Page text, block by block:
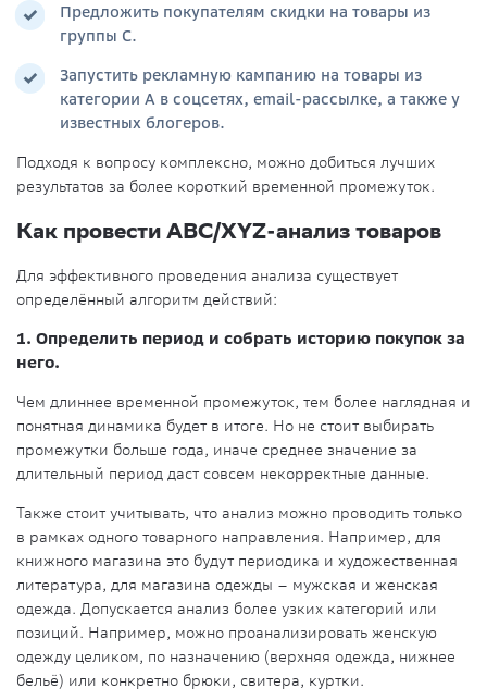
Предложить покупателям скидки на товары из
группы С.
Запустить рекламную кампанию на товары из
категории А в соцсетях, email-рассылке, а также у
известных блогеров.
Подходя к вопросу комплексно, можно добиться лучших
результатов за более короткий временной промежуток.
Как провести ABC/XYZ-анализ товаров
Для эффективного проведения анализа существует
определённый алгоритм действий:
1. Определить период и собрать историю покупок за
него.
Чем длиннее временной промежуток, тем более наглядная и
понятная динамика будет в итоге. Но не стоит выбирать
промежутки больше года, иначе среднее значение за
длительный период даст совсем некорректные данные.
Также стоит учитывать, что анализ можно проводить только
в рамках одного товарного направления. Например, для
книжного магазина это будут периодика и художественная
литература, для магазина одежды – мужская и женская
одежда. Допускается анализ более узких категорий или
позиций. Например, можно проанализировать женскую
одежду целиком, по назначению (верхняя одежда, нижнее
бельё) или конкретно брюки, свитера, куртки.